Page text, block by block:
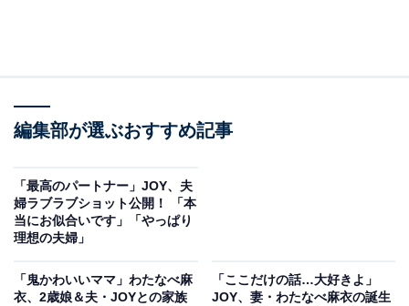
編集部が選ぶおすすめ記事
「最高のパートナー」JOY、夫
婦ラブラブショット公開！ 「本
当にお似合いです」「やっぱり
理想の夫婦」
「鬼かわいいママ」わたなべ麻
衣、2歳娘＆夫・JOYとの家族
「ここだけの話…大好きよ」
JOY、妻・わたなべ麻衣の誕生